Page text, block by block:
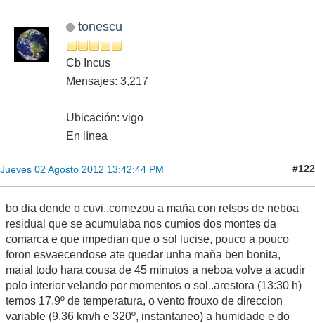
tonescu
Cb Incus
Mensajes: 3,217
Ubicación: vigo
En línea
Jueves 02 Agosto 2012 13:42:44 PM #122
bo dia dende o cuvi..comezou a maña con retsos de neboa
residual que se acumulaba nos cumios dos montes da
comarca e que impedian que o sol lucise, pouco a pouco
foron esvaecendose ate quedar unha maña ben bonita,
maial todo hara cousa de 45 minutos a neboa volve a acudir
polo interior velando por momentos o sol..arestora (13:30 h)
temos 17.9º de temperatura, o vento frouxo de direccion
variable (9.36 km/h e 320º, instantaneo) a humidade e do